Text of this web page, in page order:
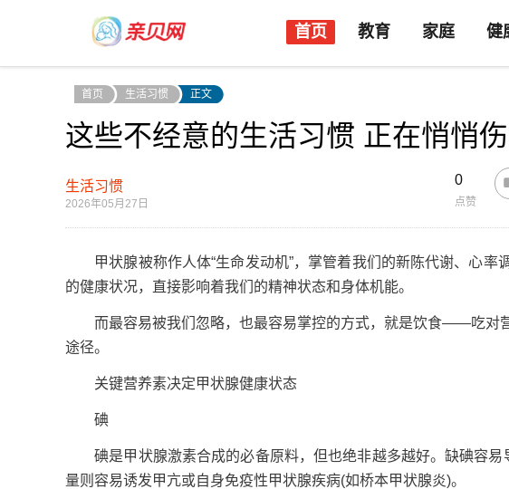
首页 教育 家庭 健
首页 生活习惯 正文
这些不经意的生活习惯 正在悄悄
生活习惯
2026年05月27日
0
点赞
甲状腺被称作人体“生命发动机”，掌管着我们的新陈代谢、心率
的健康状况，直接影响着我们的精神状态和身体机能。
而最容易被我们忽略，也最容易掌控的方式，就是饮食——吃对
途径。
关键营养素决定甲状腺健康状态
碘
碘是甲状腺激素合成的必备原料，但也绝非越多越好。缺碘容易
量则容易诱发甲亢或自身免疫性甲状腺疾病(如桥本甲状腺炎)。